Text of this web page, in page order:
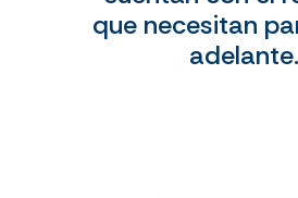
que necesitan
adelante.